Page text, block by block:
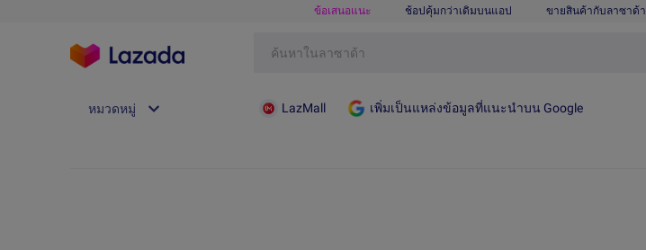
ข้อเสนอแนะ ช้อปคุ้มกว่าเดิมบนแอป ขายสินค้ากับลาซาด้า
หมวดหมู่ LazMall เพิ่มเป็นแหล่งข้อมูลที่แนะนำบน Google